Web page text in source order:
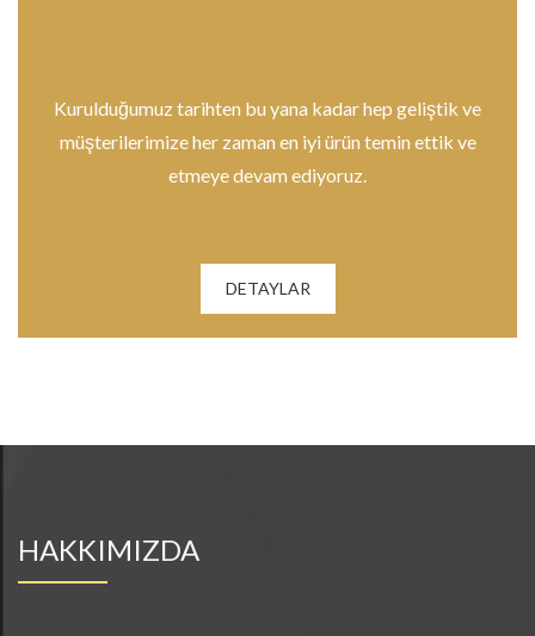
Kurulduğumuz tarihten bu yana kadar hep geliştik ve
müşterilerimize her zaman en iyi ürün temin ettik ve
etmeye devam ediyoruz.
DETAYLAR
HAKKIMIZDA